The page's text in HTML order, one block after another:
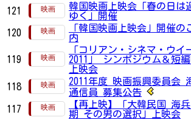
121
韓国映画上映会「春の日は
ゆく」開催
120
「韓国映画上映会」開催の
内
119
「コリアン・シネマ・ウイ
2011」 シンポジウム＆短
上映会
118
2011年度 映画振興委員会
通信員 募集公告
117
【再上映】「大韓民国 海兵
期 その男の選択」上映会